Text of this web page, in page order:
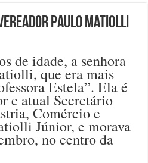
Paulo Matiolli
de idade, a senhora
que era mais
Estela”. Ela é
e atual Secretário
Comércio e
Júnior, e morava
no centro da